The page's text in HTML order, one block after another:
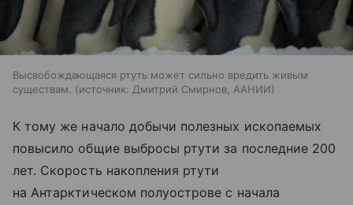
Высвобождающаяся ртуть может сильно вредить живым
существам.
источник: Дмитрий Смирнов, ААНИИ
К тому же начало добычи полезных ископаемых
повысило общие выбросы ртути за последние 200
лет. Скорость накопления ртути
на Антарктическом полуострове с начала